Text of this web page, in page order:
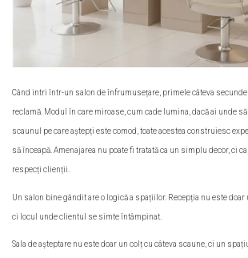
Când intri într-un salon de înfrumusețare, primele câteva
reclamă. Modul în care miroase, cum cade lumina, dacă ai unde
scaunul pe care aștepți este comod, toate acestea construiesc
să înceapă. Amenajarea nu poate fi tratată ca un simplu decor, ci
respecți clienții.
Un salon bine gândit are o logică a spațiilor. Recepția nu este doar
ci locul unde clientul se simte întâmpinat.
Sala de așteptare nu este doar un colț cu câteva scaune, ci un